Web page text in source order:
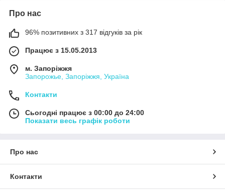
Про нас
96% позитивних з 317 відгуків за рік
Працює з 15.05.2013
м. Запоріжжя
Запорожье, Запоріжжя, Україна
Контакти
Сьогодні працює з 00:00 до 24:00
Показати весь графік роботи
Про нас
Контакти